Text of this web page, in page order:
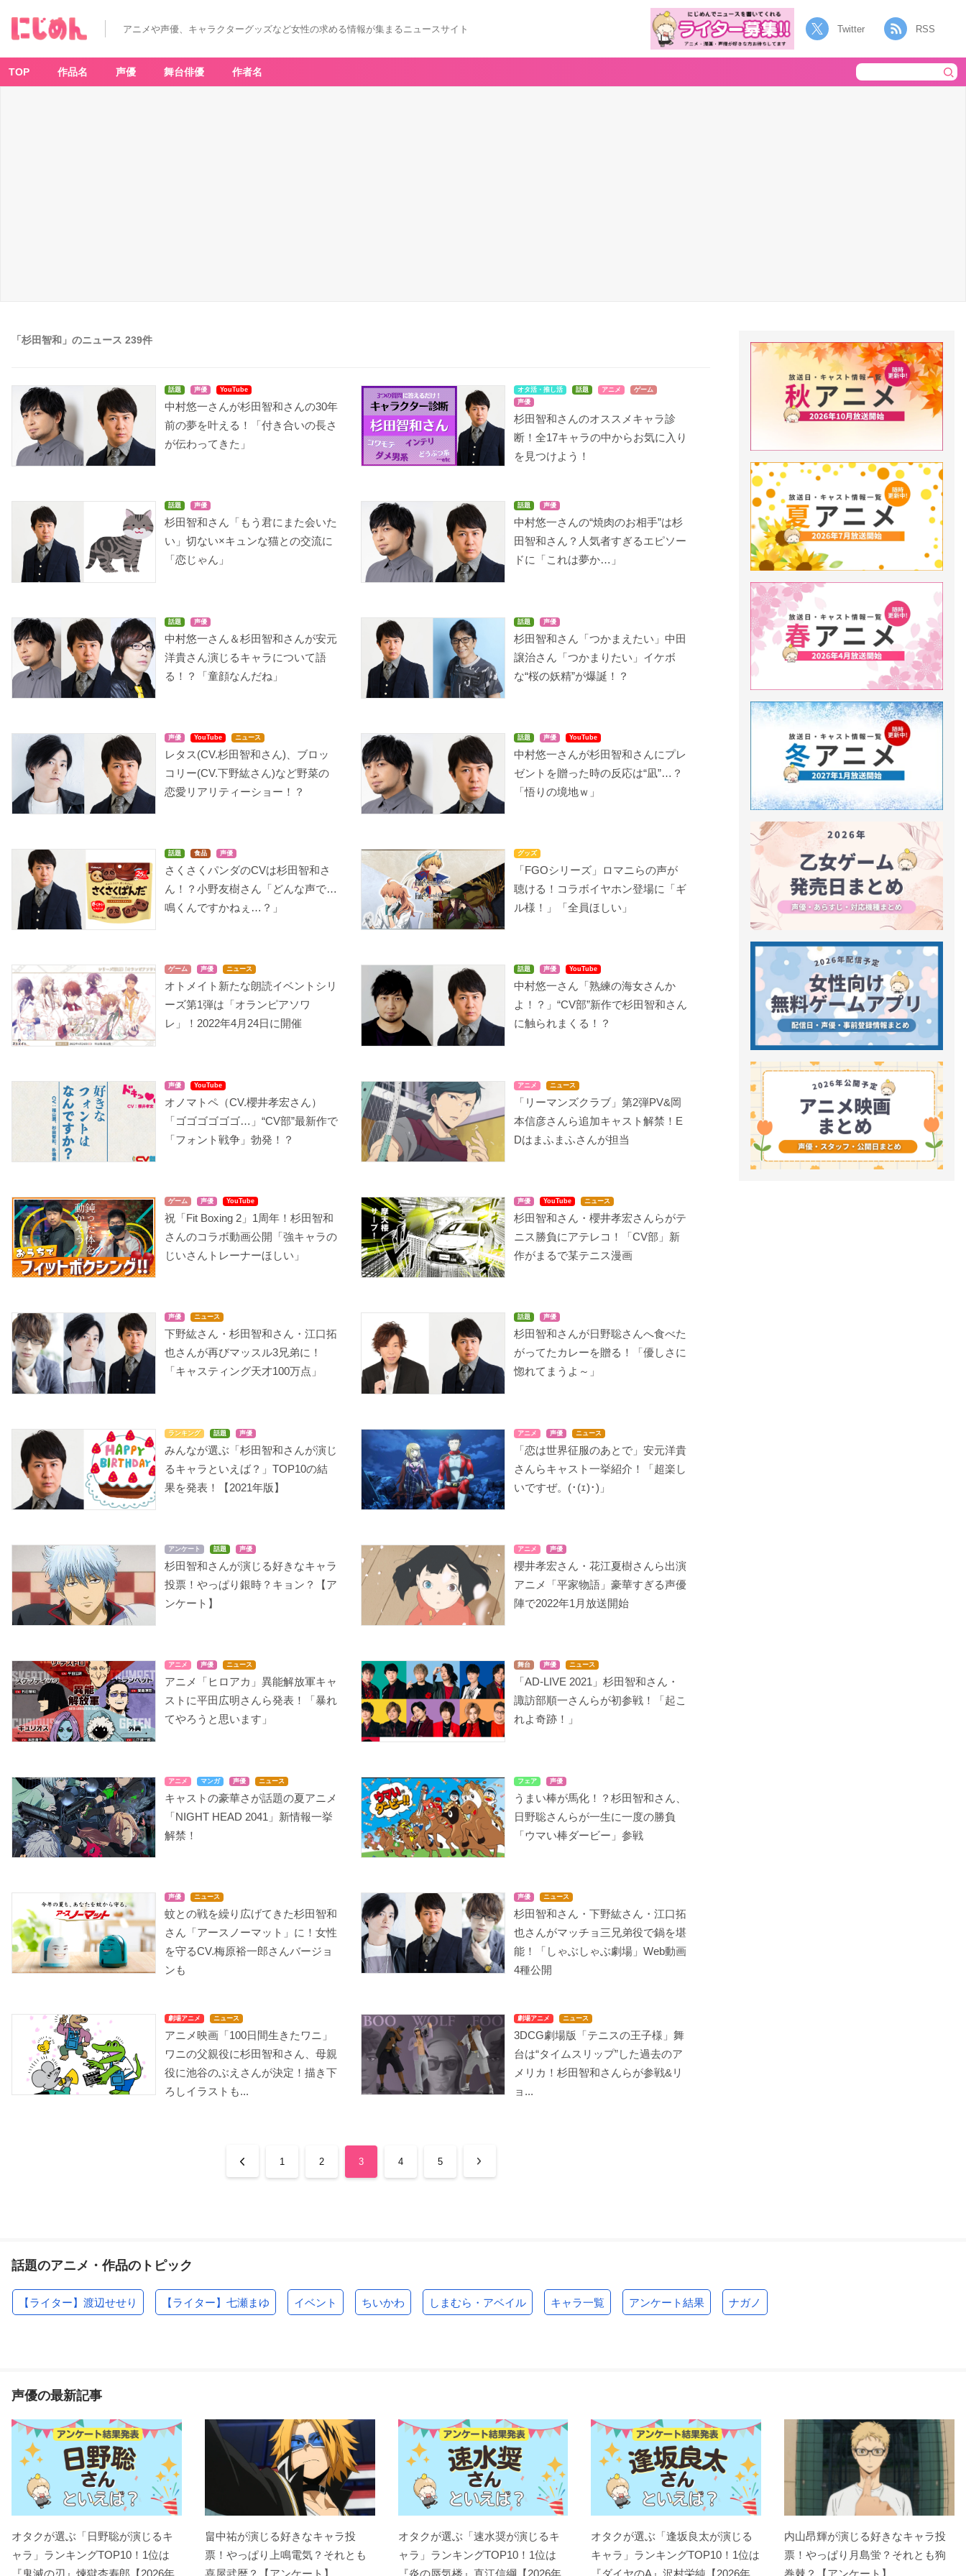
アニメや声優、キャラクターグッズなど女性の求める情報が集まるニュースサイト Twitter RSS
TOP 作品名 声優 舞台俳優 作者名
「杉田智和」のニュース 239件
話題 声優 YouTube
中村悠一さんが杉田智和さんの30年
前の夢を叶える！「付き合いの長さ
が伝わってきた」
オタ活・推し活 話題 アニメ
ゲーム
声優
杉田智和さんのオススメキャラ診
断！全17キャラの中からお気に入り
を見つけよう！
話題 声優
杉田智和さん「もう君にまた会いた
い」切ない×キュンな猫との交流に
「恋じゃん」
話題 声優
中村悠一さんの“焼肉のお相手”は杉
田智和さん？人気者すぎるエピソー
ドに「これは夢か…」
話題 声優
中村悠一さん＆杉田智和さんが安元
洋貴さん演じるキャラについて語
る！？「童顔なんだね」
話題 声優
杉田智和さん「つかまえたい」中田
譲治さん「つかまりたい」イケボ
な“桜の妖精”が爆誕！？
声優 YouTube ニュース
レタス(CV.杉田智和さん)、ブロッ
コリー(CV.下野紘さん)など野菜の
恋愛リアリティーショー！？
話題 声優 YouTube
中村悠一さんが杉田智和さんにプレ
ゼントを贈った時の反応は“凪”…？
「悟りの境地ｗ」
話題 食品 声優
さくさくパンダのCVは杉田智和さ
ん！？小野友樹さん「どんな声で…
鳴くんですかねぇ…？」
グッズ
「FGOシリーズ」ロマニらの声が
聴ける！コラボイヤホン登場に「ギ
ル様！」「全員ほしい」
ゲーム 声優 ニュース
オトメイト新たな朗読イベントシリ
ーズ第1弾は「オランピアソワ
レ」！2022年4月24日に開催
話題 声優 YouTube
中村悠一さん「熟練の海女さんか
よ！？」“CV部”新作で杉田智和さん
に触られまくる！？
声優 YouTube
オノマトペ（CV.櫻井孝宏さん）
「ゴゴゴゴゴゴ…」“CV部”最新作で
「フォント戦争」勃発！？
アニメ ニュース
「リーマンズクラブ」第2弾PV&岡
本信彦さんら追加キャスト解禁！E
Dはまふまふさんが担当
ゲーム 声優 YouTube
祝「Fit Boxing 2」1周年！杉田智和
さんのコラボ動画公開「強キャラの
じいさんトレーナーほしい」
声優 YouTube ニュース
杉田智和さん・櫻井孝宏さんらがテ
ニス勝負にアテレコ！「CV部」新
作がまるで某テニス漫画
声優 ニュース
下野紘さん・杉田智和さん・江口拓
也さんが再びマッスル3兄弟に！
「キャスティング天才100万点」
話題 声優
杉田智和さんが日野聡さんへ食べた
がってたカレーを贈る！「優しさに
惚れてまうよ～」
ランキング 話題 声優
みんなが選ぶ「杉田智和さんが演じ
るキャラといえば？」TOP10の結
果を発表！【2021年版】
アニメ 声優 ニュース
「恋は世界征服のあとで」安元洋貴
さんらキャスト一挙紹介！「超楽し
いですぜ。(･(ｪ)･)」
アンケート 話題 声優
杉田智和さんが演じる好きなキャラ
投票！やっぱり銀時？キョン？【ア
ンケート】
アニメ 声優
櫻井孝宏さん・花江夏樹さんら出演
アニメ「平家物語」豪華すぎる声優
陣で2022年1月放送開始
アニメ 声優 ニュース
アニメ「ヒロアカ」異能解放軍キャ
ストに平田広明さんら発表！「暴れ
てやろうと思います」
舞台 声優 ニュース
「AD-LIVE 2021」杉田智和さん・
諏訪部順一さんらが初参戦！「起こ
れよ奇跡！」
アニメ マンガ 声優 ニュース
キャストの豪華さが話題の夏アニメ
「NIGHT HEAD 2041」新情報一挙
解禁！
フェア 声優
うまい棒が馬化！？杉田智和さん、
日野聡さんらが一生に一度の勝負
「ウマい棒ダービー」参戦
声優 ニュース
蚊との戦を繰り広げてきた杉田智和
さん「アースノーマット」に！女性
を守るCV.梅原裕一郎さんバージョ
ンも
声優 ニュース
杉田智和さん・下野紘さん・江口拓
也さんがマッチョ三兄弟役で鍋を堪
能！「しゃぶしゃぶ劇場」Web動画
4種公開
劇場アニメ ニュース
アニメ映画「100日間生きたワニ」
ワニの父親役に杉田智和さん、母親
役に池谷のぶえさんが決定！描き下
ろしイラストも...
劇場アニメ ニュース
3DCG劇場版「テニスの王子様」舞
台は“タイムスリップ”した過去のア
メリカ！杉田智和さんらが参戦&リ
ョ...
1 2 3 4 5
話題のアニメ・作品のトピック
【ライター】渡辺せせり 【ライター】七瀬まゆ イベント ちいかわ しまむら・アベイル キャラ一覧 アンケート結果 ナガノ
声優の最新記事
オタクが選ぶ「日野聡が演じるキ
ャラ」ランキングTOP10！1位は
『鬼滅の刃』煉󠄁獄杏寿郎【2026年
畠中祐が演じる好きなキャラ投
票！やっぱり上鳴電気？それとも
喜屋武暦？【アンケート】
オタクが選ぶ「速水奨が演じるキ
ャラ」ランキングTOP10！1位は
『炎の蜃気楼』直江信綱【2026年
オタクが選ぶ「逢坂良太が演じる
キャラ」ランキングTOP10！1位は
『ダイヤのA』沢村栄純【2026年
内山昂輝が演じる好きなキャラ投
票！やっぱり月島蛍？それとも狗
巻棘？【アンケート】